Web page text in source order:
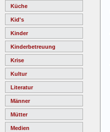
Küche
Kid's
Kinder
Kinderbetreuung
Krise
Kultur
Literatur
Männer
Mütter
Medien